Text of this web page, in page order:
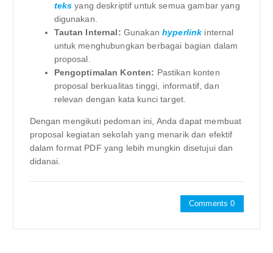
teks yang deskriptif untuk semua gambar yang
digunakan.
Tautan Internal: Gunakanhyperlink internal
untuk menghubungkan berbagai bagian dalam
proposal.
Pengoptimalan Konten: Pastikan konten
proposal berkualitas tinggi, informatif, dan
relevan dengan kata kunci target.
Dengan mengikuti pedoman ini, Anda dapat membuat
proposal kegiatan sekolah yang menarik dan efektif
dalam format PDF yang lebih mungkin disetujui dan
didanai.
Comments 0